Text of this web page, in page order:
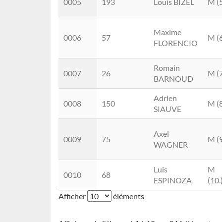
0006 57
Maxime
FLORENCIO
M
0007 26
Romain
BARNOUD
M
0008 150
Adrien
SIAUVE
M
0009 75
Axel
WAGNER
M
0010 68
Luis
ESPINOZA
M
(10.)
Afficher éléments